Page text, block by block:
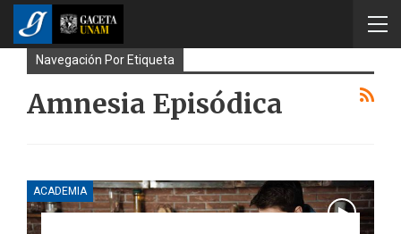
Navegación Por Etiqueta
Amnesia Episódica
ACADEMIA